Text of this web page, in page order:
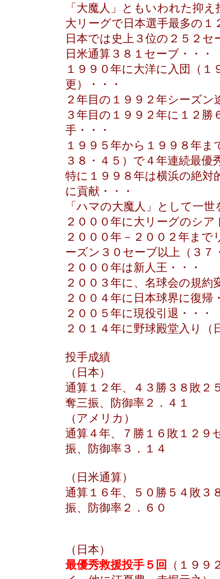
「大魔人」ともいわれた抑
大リーグで日本選手最多の１
日本では史上３位の２５２セ
日米通算３８１セーブ・・・
１９９０年に大洋に入団（
更）・・・
２年目の１９９２年シーズン
３年目の１９９２年に１２
手・・・
１９９５年から１９９８年
３８・４５）で４年連続最優
特に１９９８年は横浜の絶対
に貢献・・・
「ハマの大魔人」として一
２０００年に大リーグのシ
２０００年－２００２年ま
ーズン３０セーブ以上（３７
２０００年は新人王・・・
２００３年に、名球会の規
２００４年に日本球界に復帰
２００５年に現役引退・・・
２０１４年に野球殿堂入り（
投手成績
（日本）
通算１２年、４３勝３８敗２
奪三振、防御率２．４１
（アメリカ）
通算４年、７勝１６敗１２９
振、防御率３．１４
（日米通算）
通算１６年、５０勝５４敗３
振、防御率２．６０
（日本）
最優秀救援投手５回
（１９